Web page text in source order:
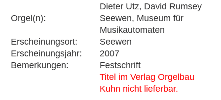
Dieter Utz, David Rumsey
Orgel(n)
Seewen, Museum für
Musikautomaten
Erscheinungsort
Seewen
Erscheinungsjahr
2007
Bemerkungen
Festschrift
Titel im Verlag Orgelbau
Kuhn nicht lieferbar.